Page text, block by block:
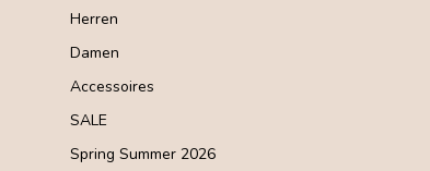
Herren
Damen
Accessoires
SALE
Spring Summer 2026